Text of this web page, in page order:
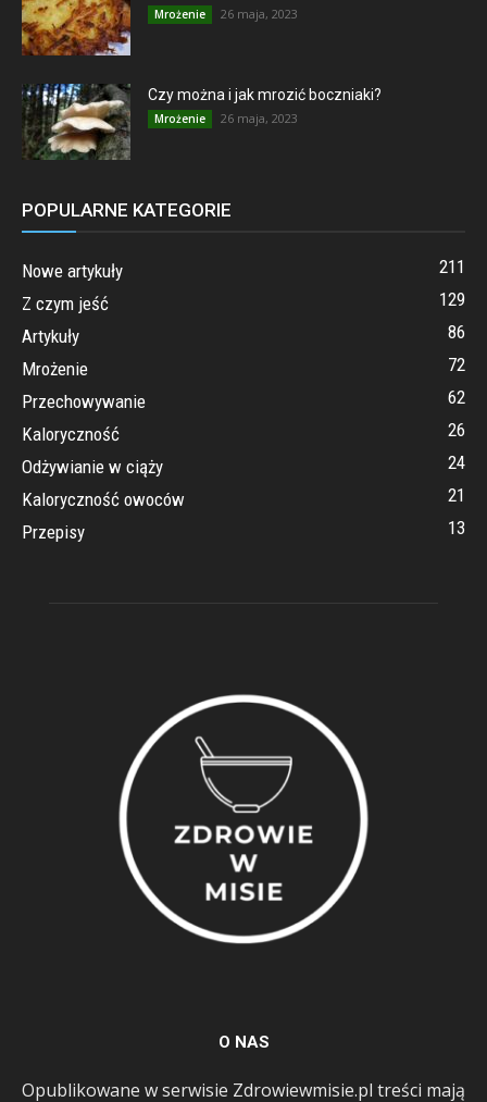
Mrożenie 26 maja, 2023
Czy można i jak mrozić boczniaki?
Mrożenie 26 maja, 2023
POPULARNE KATEGORIE
Nowe artykuły
211
Z czym jeść
129
Artykuły
86
Mrożenie
72
Przechowywanie
62
Kaloryczność
26
Odżywianie w ciąży
24
Kaloryczność owoców
21
Przepisy
13
O NAS
Opublikowane w serwisie Zdrowiewmisie.pl treści mają